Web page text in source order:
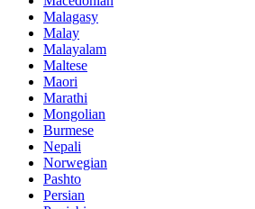
Malagasy
Malay
Malayalam
Maltese
Maori
Marathi
Mongolian
Burmese
Nepali
Norwegian
Pashto
Persian